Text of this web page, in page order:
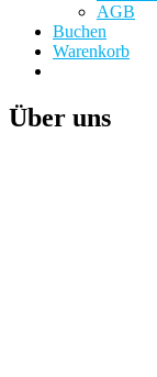
AGB
Buchen
Warenkorb
Über uns